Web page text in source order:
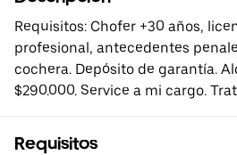
Requisitos: Chofer +30 años,
profesional, antecedentes
cochera. Depósito de garantía.
$290.000. Service a mi cargo.
Requisitos